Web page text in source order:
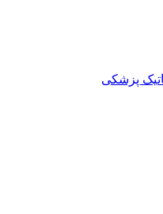
پزشکی